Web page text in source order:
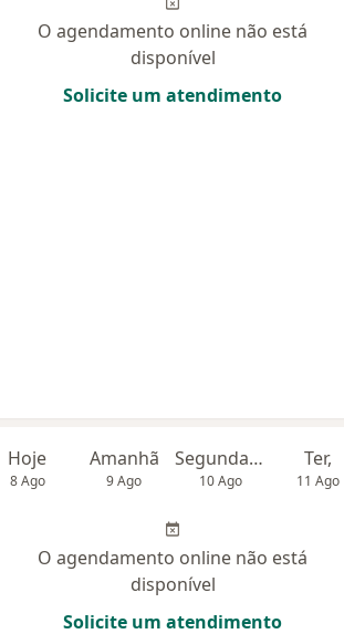
O agendamento online não está
disponível
Solicite um atendimento
Hoje
8 Ago
Amanhã
9 Ago
Segunda-feira
10 Ago
Ter,
11 Ago
O agendamento online não está
disponível
Solicite um atendimento